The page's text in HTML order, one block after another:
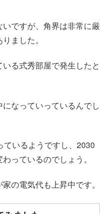
ですが、角界は非常に厳
ました。
る式秀部屋で発生したと
なっていっているんでし
ているようですし、2030
っているのでしょう。
の電気代も上昇中です。